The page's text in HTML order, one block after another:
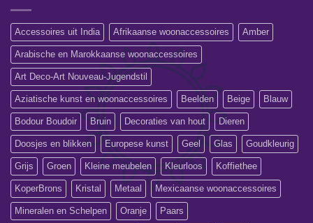
Accessoires uit India Afrikaanse woonaccessoires Amber
Arabische en Marokkaanse woonaccessoires
Art Deco-Art Nouveau-Jugendstil
Aziatische kunst en woonaccessoires Beelden Beige Blauw
Bodour Boudoir Bruin Decoraties van hout Dieren
Doosjes en blikken Europese kunst Geel Glas Goudkleurig
Grijs Groen Kleine meubelen Kleurloos Koffiethee
KoperBrons Kristal Metaal Mexicaanse woonaccessoires
Mineralen en Schelpen Oranje Paars